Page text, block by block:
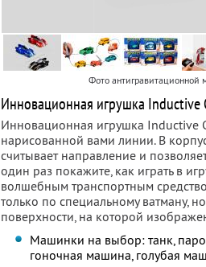
Фото
Инновационная игрушка Inductive
Инновационная игрушка Inductive
нарисованной вами линии. В
считывает направление и
один раз покажите, как играть в
волшебным транспортным
только по специальному ватману,
поверхности, на которой
Машинки на выбор: танк,
гоночная машина, голубая